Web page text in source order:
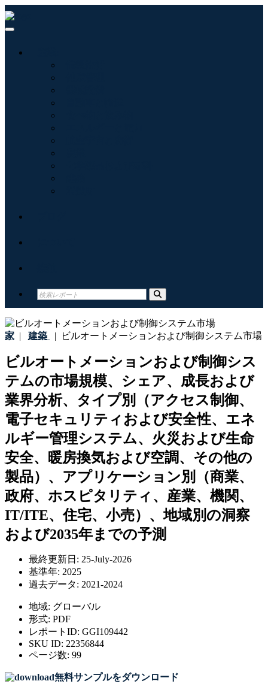
家 | 建築 | ビルオートメーションおよび制御システム市場
ビルオートメーションおよび制御シス
テムの市場規模、シェア、成長および
業界分析、タイプ別（アクセス制御、
電子セキュリティおよび安全性、エネ
ルギー管理システム、火災および生命
安全、暖房換気および空調、その他の
製品）、アプリケーション別（商業、
政府、ホスピタリティ、産業、機関、
IT/ITE、住宅、小売）、地域別の洞察
および2035年までの予測
最終更新日: 25-July-2026
基準年: 2025
過去データ: 2021-2024
地域: グローバル
形式: PDF
レポートID: GGI109442
SKU ID: 22356844
ページ数: 99
無料サンプルをダウンロード